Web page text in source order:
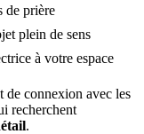
de prière
plein de sens
à votre espace
connexion avec les
recherchent
.